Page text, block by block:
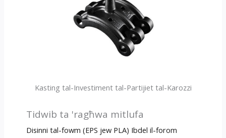
Kasting tal-Investiment tal-Partijiet tal-Karozzi
Tidwib ta 'ragħwa mitlufa
Disinni tal-fowm (EPS jew PLA) Ibdel il-forom